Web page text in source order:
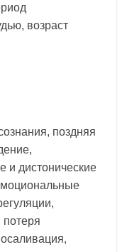
возраст
поздняя
и дистонические
потеря